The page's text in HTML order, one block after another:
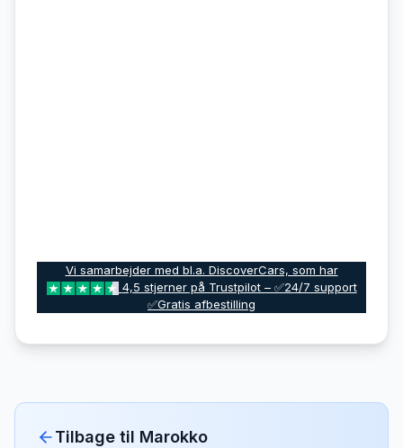
Vi samarbejder med bl.a. DiscoverCars, som har
4,5 stjerner på Trustpilot – ✅24/7 support
✅Gratis afbestilling
Tilbage til Marokko